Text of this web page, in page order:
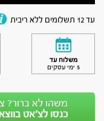
עד 12 תשלומים ללא ריבית
משלוח עד
5 ימי עסקים
משהו לא ברור?
כנסו לצ’אט